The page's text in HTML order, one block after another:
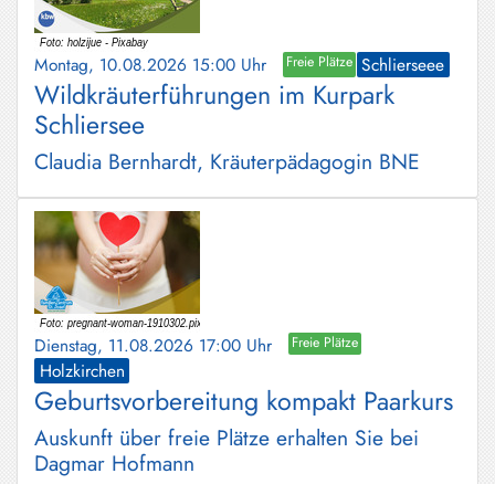
Montag, 10.08.2026 15:00 Uhr Freie Plätze Schlierseee
Wildkräuterführungen im Kurpark
Schliersee
Claudia Bernhardt, Kräuterpädagogin BNE
Dienstag, 11.08.2026 17:00 Uhr Freie Plätze
Holzkirchen
Geburtsvorbereitung kompakt Paarkurs
Auskunft über freie Plätze erhalten Sie bei
Dagmar Hofmann